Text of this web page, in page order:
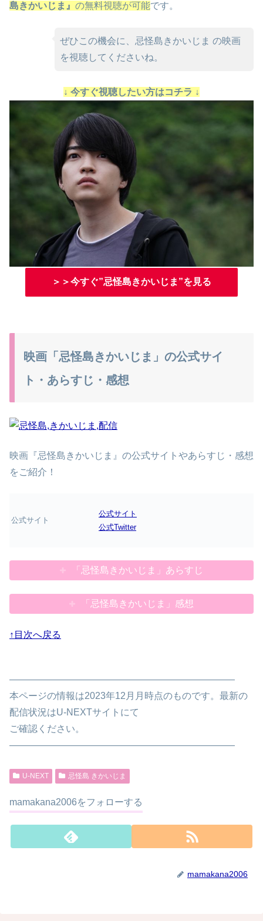
島きかいじま』 の無料視聴が可能です。
ぜひこの機会に、忌怪島きかいじま の映画
を視聴してくださいね。
↓ 今すぐ視聴したい方はコチラ ↓
＞＞今すぐ”忌怪島きかいじま”を見る
映画「忌怪島きかいじま」の公式サイ
ト・あらすじ・感想
映画『忌怪島きかいじま』の公式サイトやあらすじ・感想
をご紹介！
公式サイト
公式サイト
公式Twitter
「忌怪島きかいじま」あらすじ
「忌怪島きかいじま」感想
↑目次へ戻る
————————————————————————
本ページの情報は2023年12月月時点のものです。最新の
配信状況はU-NEXTサイトにて
ご確認ください。
————————————————————————
U-NEXT 忌怪島 きかいじま
mamakana2006をフォローする
mamakana2006